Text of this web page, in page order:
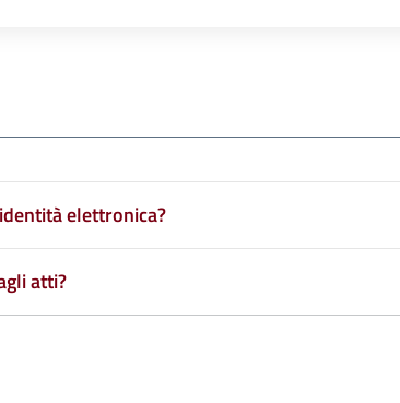
elettronica?
atti?